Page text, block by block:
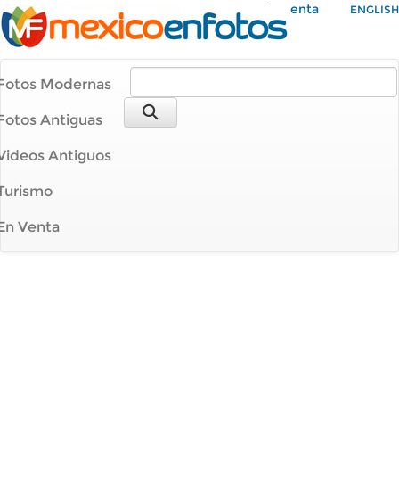
Mi Cuenta ENGLISH
Modernas
Antiguas
Antiguos
Venta